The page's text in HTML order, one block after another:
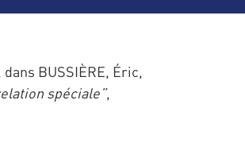
BUSSIÈRE, Éric,
spéciale”,